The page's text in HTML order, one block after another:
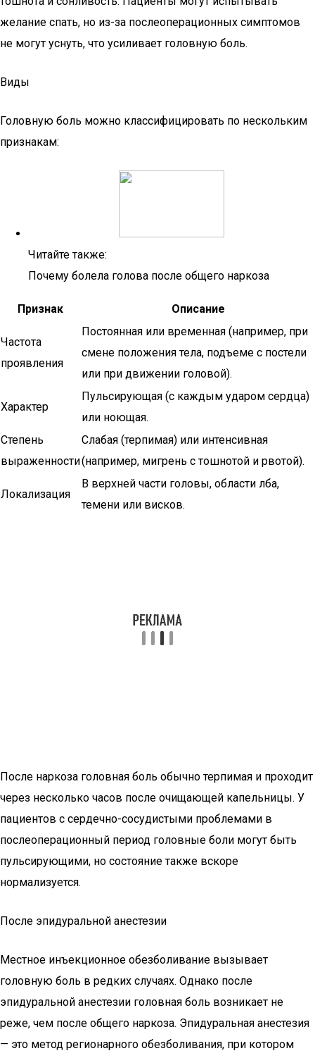
желание спать, но из-за послеоперационных симптомов
не могут уснуть, что усиливает головную боль.
Виды
Головную боль можно классифицировать по нескольким
признакам:
Читайте также:
Почему болела голова после общего наркоза
Признак Описание
Частота
проявления
Постоянная или временная (например, при
смене положения тела, подъеме с постели
или при движении головой).
Характер
Пульсирующая (с каждым ударом сердца)
или ноющая.
Степень
выраженности
Слабая (терпимая) или интенсивная
(например, мигрень с тошнотой и рвотой).
Локализация
В верхней части головы, области лба,
темени или висков.
После наркоза головная боль обычно терпимая и проходит
через несколько часов после очищающей капельницы. У
пациентов с сердечно-сосудистыми проблемами в
послеоперационный период головные боли могут быть
пульсирующими, но состояние также вскоре
нормализуется.
После эпидуральной анестезии
Местное инъекционное обезболивание вызывает
головную боль в редких случаях. Однако после
эпидуральной анестезии головная боль возникает не
реже, чем после общего наркоза. Эпидуральная анестезия
— это метод регионарного обезболивания, при котором